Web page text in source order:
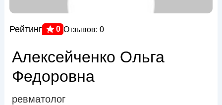
Рейтинг 0 Отзывов: 0
Алексейченко Ольга
Федоровна
ревматолог